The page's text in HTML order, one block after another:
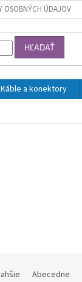
OSOBNÝCH ÚDAJOV
HĽADAŤ
Káble a konektory
Abecedne